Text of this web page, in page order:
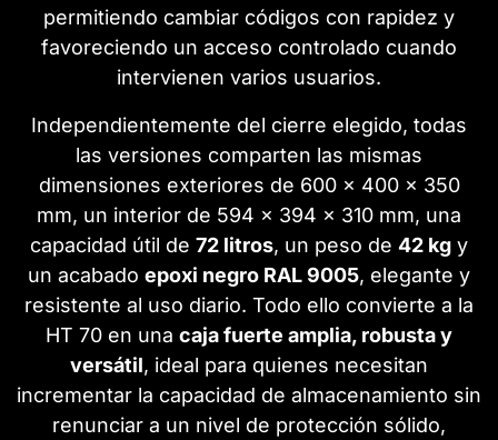
permitiendo cambiar códigos con rapidez y
favoreciendo un acceso controlado cuando
intervienen varios usuarios.
Independientemente del cierre elegido, todas
las versiones comparten las mismas
dimensiones exteriores de 600 × 400 × 350
mm, un interior de 594 × 394 × 310 mm, una
capacidad útil de 72 litros, un peso de 42 kg y
un acabado epoxi negro RAL 9005, elegante y
resistente al uso diario. Todo ello convierte a la
HT 70 en una caja fuerte amplia, robusta y
versátil, ideal para quienes necesitan
incrementar la capacidad de almacenamiento sin
renunciar a un nivel de protección sólido,